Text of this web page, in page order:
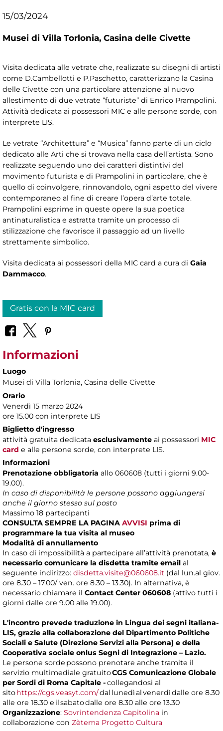
15/03/2024
Musei di Villa Torlonia, Casina delle Civette
Visita dedicata alle vetrate che, realizzate su disegni di artisti
come D.Cambellotti e P.Paschetto, caratterizzano la Casina
delle Civette con una particolare attenzione al nuovo
allestimento di due vetrate “futuriste” di Enrico Prampolini.
Attività dedicata ai possessori MIC e alle persone sorde, con
interprete LIS.
Le vetrate “Architettura” e “Musica” fanno parte di un ciclo
dedicato alle Arti che si trovava nella casa dell’artista. Sono
realizzate seguendo uno dei caratteri distintivi del
movimento futurista e di Prampolini in particolare, che è
quello di coinvolgere, rinnovandolo, ogni aspetto del vivere
contemporaneo al fine di creare l’opera d’arte totale.
Prampolini esprime in queste opere la sua poetica
antinaturalistica e astratta tramite un processo di
stilizzazione che favorisce il passaggio ad un livello
strettamente simbolico.
Visita dedicata ai possessori della MIC card a cura di Gaia
Dammacco.
Gratis con la MIC card
Informazioni
Luogo
Musei di Villa Torlonia, Casina delle Civette
Orario
Venerdì 15 marzo 2024
ore 15.00 con interprete LIS
Biglietto d'ingresso
attività gratuita dedicata esclusivamente ai possessori MIC
card e alle persone sorde, con interprete LIS.
Informazioni
Prenotazione obbligatoria allo 060608 (tutti i giorni 9.00-
19.00).
In caso di disponibilità le persone possono aggiungersi
anche il giorno stesso sul posto
Massimo 18 partecipanti
CONSULTA SEMPRE LA PAGINA AVVISI prima di
programmare la tua visita al museo
Modalità di annullamento
In caso di impossibilità a partecipare all’attività prenotata, è
necessario comunicare la disdetta tramite email al
seguente indirizzo: disdetta.visite@060608.it (dal lun.al giov.
ore 8.30 – 17.00/ ven. ore 8.30 – 13.30). In alternativa, è
necessario chiamare il Contact Center 060608 (attivo tutti i
giorni dalle ore 9.00 alle 19.00).
L'incontro prevede traduzione in Lingua dei segni italiana-
LIS, grazie alla collaborazione del Dipartimento Politiche
Sociali e Salute (Direzione Servizi alla Persona) e della
Cooperativa sociale onlus Segni di Integrazione – Lazio.
Le persone sorde possono prenotare anche tramite il
servizio multimediale gratuitoCGS Comunicazione Globale
per Sordi di Roma Capitale -collegandosi al
sitohttps://cgs.veasyt.com/dal lunedì al venerdì dalle ore 8.30
alle ore 18.30 e il sabato dalle ore 8.30 alle ore 13.30
Organizzazione: Sovrintendenza Capitolina in
collaborazione con Zètema Progetto Cultura